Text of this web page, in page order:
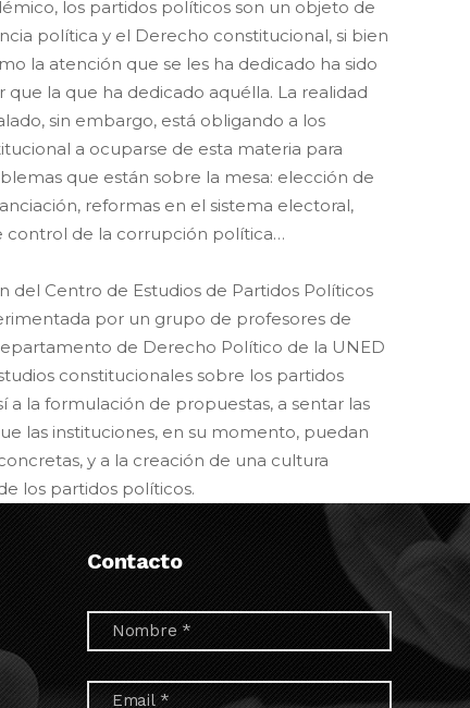
los partidos políticos son un objeto de
política y el Derecho constitucional, si bien
la atención que se les ha dedicado ha sido
la que ha dedicado aquélla. La realidad
sin embargo, está obligando a los
a ocuparse de esta materia para
que están sobre la mesa: elección de
reformas en el sistema electoral,
control de la corrupción política…
del Centro de Estudios de Partidos Políticos
por un grupo de profesores de
de Derecho Político de la UNED
constitucionales sobre los partidos
a la formulación de propuestas, a sentar las
las instituciones, en su momento, puedan
y a la creación de una cultura
los partidos políticos.
Contacto